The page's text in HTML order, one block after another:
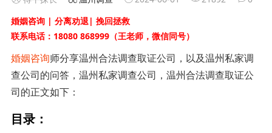
婚姻咨询 | 分离劝退| 挽回拯救
联系电话：18080 868999（王老师，微信同号）
婚姻咨询师分享温州合法调查取证公司，以及温州私家调
查公司的问答，温州私家调查公司，温州合法调查取证公
司的正文如下：
目录：